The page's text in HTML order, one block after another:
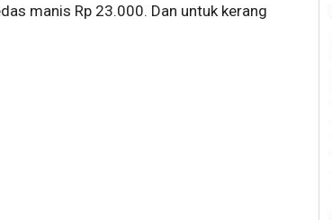
manis Rp 23.000. Dan untuk kerang